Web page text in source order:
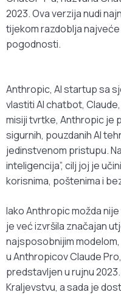
2023. Ova verzija nudi
tijekom razdoblja
pogodnosti.
Anthropic, AI startup sa
vlastiti AI chatbot,
misiji tvrtke, Anthropic je
sigurnih, pouzdanih AI
jedinstvenom pristupu.
inteligencija”, cilj joj je
korisnima, poštenima i
Iako Anthropic možda
je već izvršila značajan
najsposobnijim
u Anthropicov Claude
predstavljen u rujnu
Kraljevstvu, a sada je